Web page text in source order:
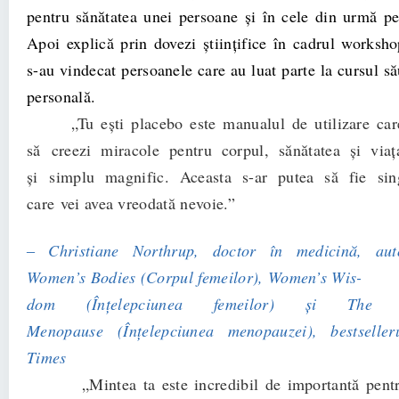
pentru sănătatea unei persoane şi în cele din urmă
Apoi explică prin dovezi ştiinţifice în cadrul
s-au vindecat persoanele care au luat parte la cursul
personală.
„Tu eşti placebo este manualul de utilizare
să creezi miracole pentru corpul, sănătatea şi
şi simplu magnific. Aceasta s-ar putea să fie
care vei avea vreodată nevoie.”
‒ Christiane Northrup, doctor în medicină,
Women’s Bodies (Corpul femeilor), Women’s Wis-
dom (Înţelepciunea femeilor) şi The
Menopause (Înţelepciunea menopauzei),
Times
„Mintea ta este incredibil de importantă